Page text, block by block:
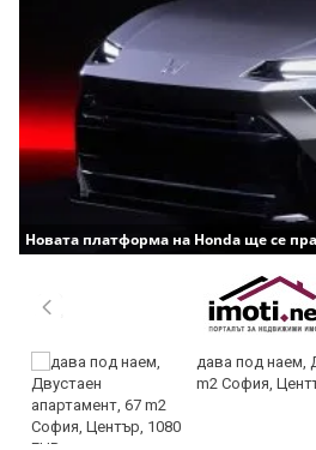
Новата платформа на Honda ще се
дава под наем,
m2 София,